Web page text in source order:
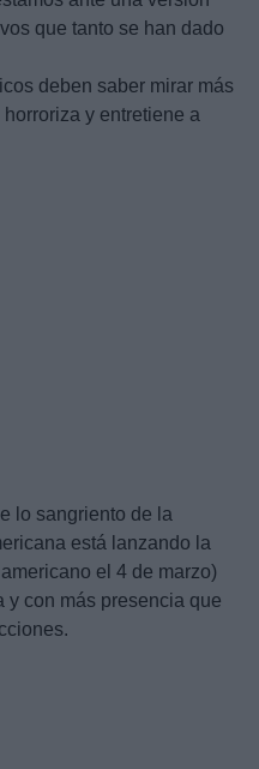
que tanto se han dado
deben saber mirar más
y entretiene a
lo sangriento de la
está lanzando la
el 4 de marzo)
y con más presencia que